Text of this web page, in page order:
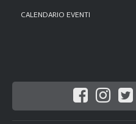
CALENDARIO EVENTI